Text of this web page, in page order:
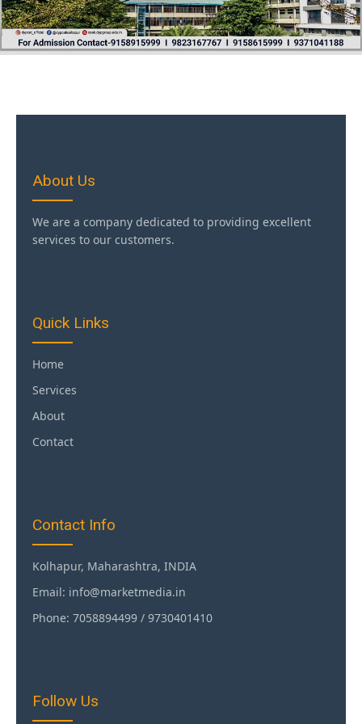
About Us
We are a company dedicated to providing excellent
services to our customers.
Quick Links
Home
Services
About
Contact
Contact Info
Kolhapur, Maharashtra, INDIA
Email: info@marketmedia.in
Phone: 7058894499 / 9730401410
Follow Us